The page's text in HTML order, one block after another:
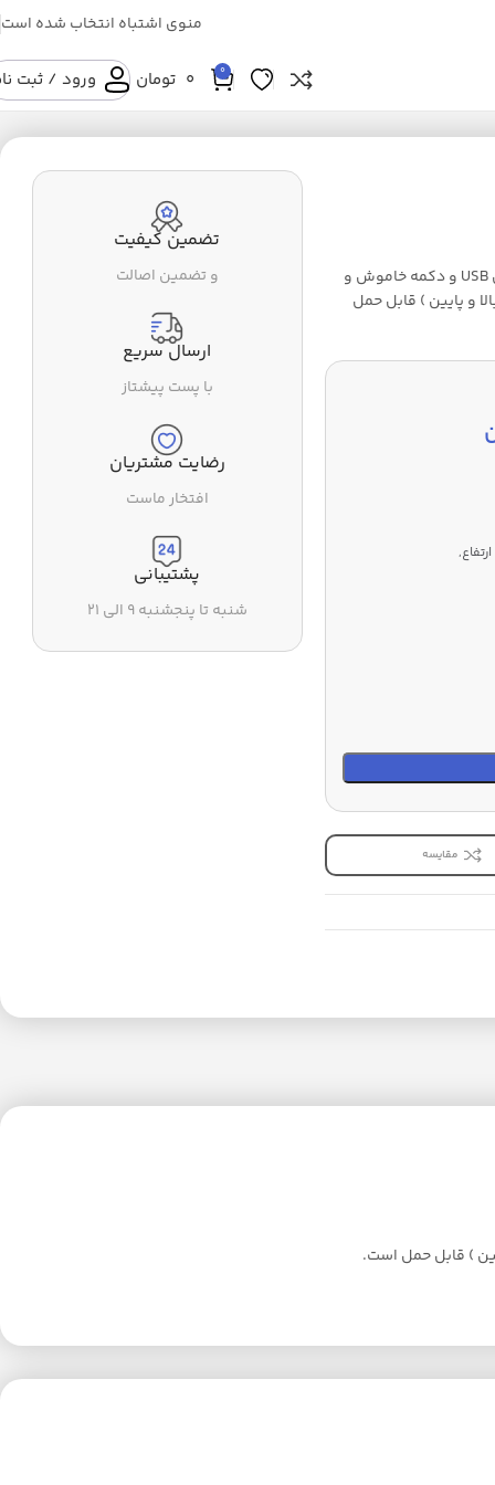
منوی اشتباه انتخاب شده است
0
0 تومان ورود / ثبت
پنکه USB شارک مدل METAL-FIBER دارای منبع تغذیه با کابل USB و دکمه خاموش و
و پایین ) قابل حمل
مقایسه
تضمین کیفیت
و تضمین اصالت
ارسال سریع
با پست پیشتاز
رضایت مشتریان
افتخار ماست
پشتیبانی
شنبه تا پنجشنبه ۹ الی ۲۱